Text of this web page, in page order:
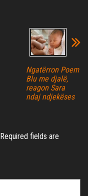
Ngatërron Poem
Blu me djalë,
reagon Sara
ndaj ndjekëses
Required fields are